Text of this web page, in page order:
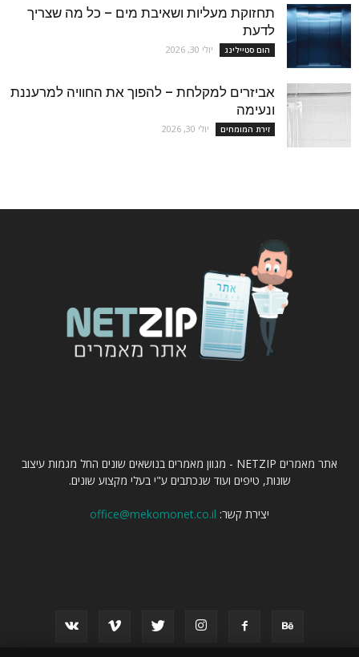
תחזוקת מעליות ושאיבת מים – כל מה שצריך
לדעת
הום סטיילינג יולי 30, 2026
אביזרים למקלחת – להפוך את החוויה למרעננת
ונעימה
זירת המומחים יולי 30, 2026
אתר מאמרים NETZIP - מגוון מאמרים בנושאים שונים החל מגמות עיצוב
שונות, טיפים ועוד שנכתבים ע"י בעלי מקצוע שונים.
יצירת קשר: office@mekomonet.co.il